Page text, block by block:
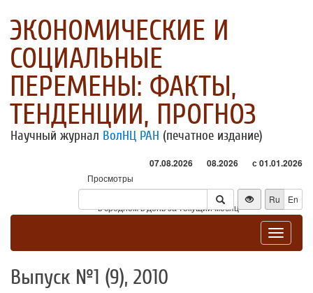
ЭКОНОМИЧЕСКИЕ И
СОЦИАЛЬНЫЕ
ПЕРЕМЕНЫ: ФАКТЫ,
ТЕНДЕНЦИИ, ПРОГНОЗ
Научный журнал ВолНЦ РАН (печатное издание)
07.08.2026 08.2026 с 01.01.2026
Просмотры
Посетители
* - в среднем в день за текущий месяц
Ru En
Toggle
Выпуск №1 (9), 2010